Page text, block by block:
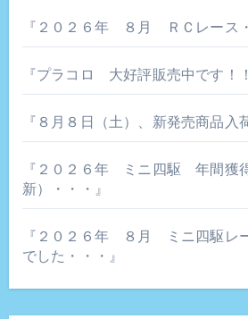
ョ
ン
『２０２６年 ８月 ＲＣレース・
『プラコロ 大好評販売中です！
『８月８日（土）、新発売商品入
『２０２６年 ミニ四駆 年間獲
新）・・・』
『２０２６年 ８月 ミニ四駆レ
でした・・・』